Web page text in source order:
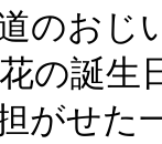
道のお
の誕生
せた